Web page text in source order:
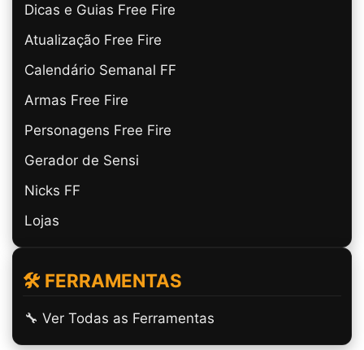
Dicas e Guias Free Fire
Atualização Free Fire
Calendário Semanal FF
Armas Free Fire
Personagens Free Fire
Gerador de Sensi
Nicks FF
Lojas
🛠️ FERRAMENTAS
🔧 Ver Todas as Ferramentas